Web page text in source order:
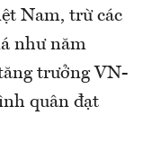
Nam, trừ các
như năm
trưởng VN-
quân đạt